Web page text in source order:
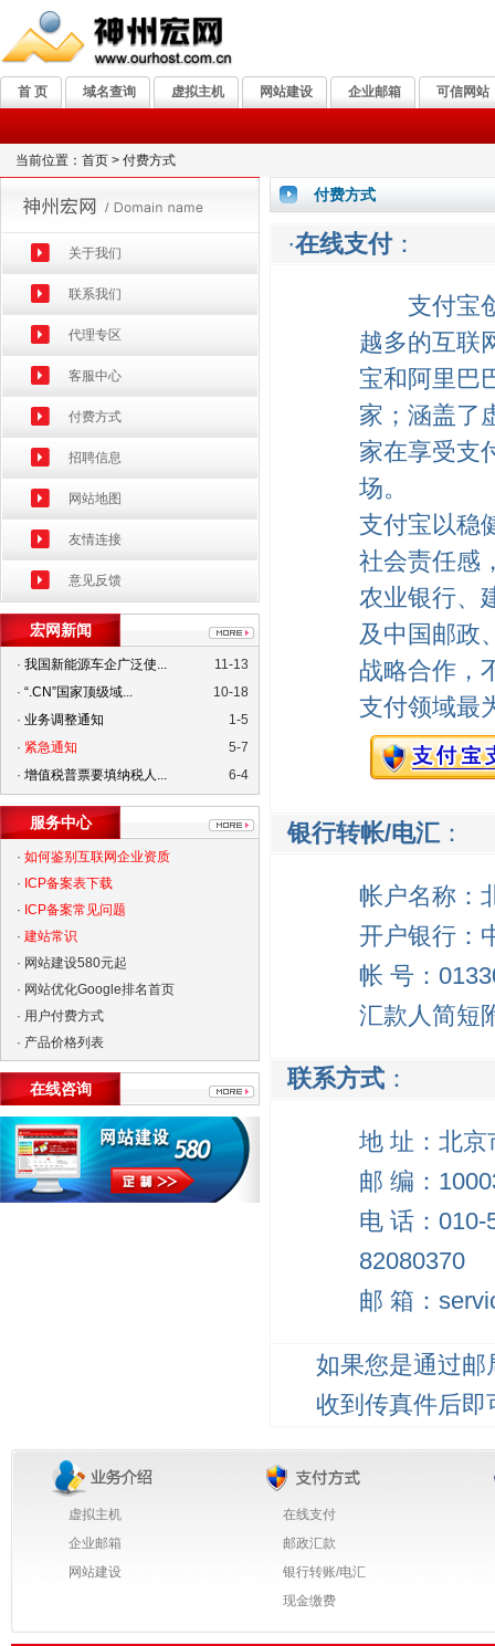
首 页 域名查询 虚拟主机 网站建设 企业邮箱 可信网站
当前位置：首页 > 付费方式
关于我们
联系我们
代理专区
客服中心
付费方式
招聘信息
网站地图
友情连接
意见反馈
宏网新闻
· 我国新能源车企广泛使...
11-13
· “.CN”国家顶级域...
10-18
· 业务调整通知
1-5
· 紧急通知
5-7
· 增值税普票要填纳税人... 6-4
服务中心
· 如何鉴别互联网企业资质
· ICP备案表下载
· ICP备案常见问题
· 建站常识
· 网站建设580元起
· 网站优化Google排名首页
· 用户付费方式
· 产品价格列表
在线咨询
付费方式
·在线支付：
支付宝创
越多的互联
宝和阿里巴
家；涵盖了
家在享受支
场。
支付宝以稳
社会责任感
农业银行、
及中国邮政
战略合作，
支付领域最
银行转帐/电汇：
帐户名称：
开户银行：
帐 号：
汇款人简短
联系方式 ：
地 址：北京
邮 编：
电 话：010-
82080370
邮 箱：
如果您是通过邮
收到传真件后
虚拟主机
企业邮箱
网站建设
在线支付
邮政汇款
银行转账/电汇
现金缴费